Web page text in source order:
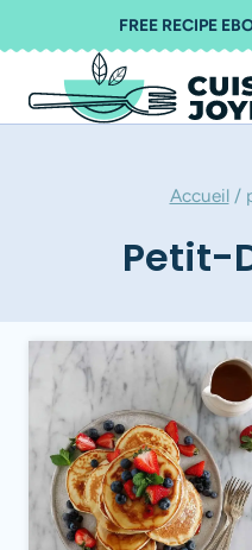
au
contenu
FREE RECIPE
Accueil /
Petit-